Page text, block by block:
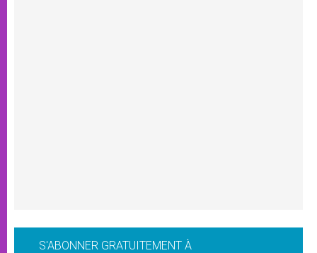
S'ABONNER GRATUITEMENT À